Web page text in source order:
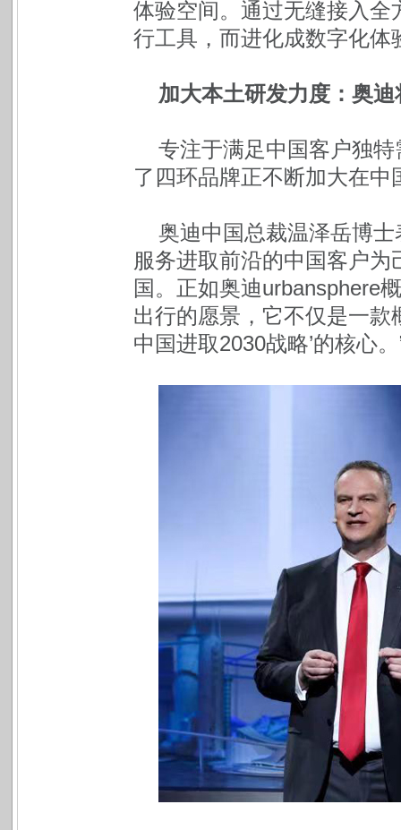
体验空间。通过无缝接入
行工具，而进化成数字化体
加大本土研发力度：奥
专注于满足中国客户独
了四环品牌正不断加大在中
奥迪中国总裁温泽岳博
服务进取前沿的中国客户
国。正如奥迪urbansphere
出行的愿景，它不仅是一款
中国进取2030战略’的核心。